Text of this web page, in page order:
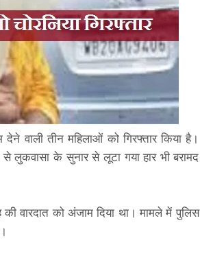
वाली तीन महिलाओं को गिरफ्तार किया है।
लुकवासा के सुनार से लूटा गया हार भी बरामद
वारदात को अंजाम दिया था। मामले में पुलिस